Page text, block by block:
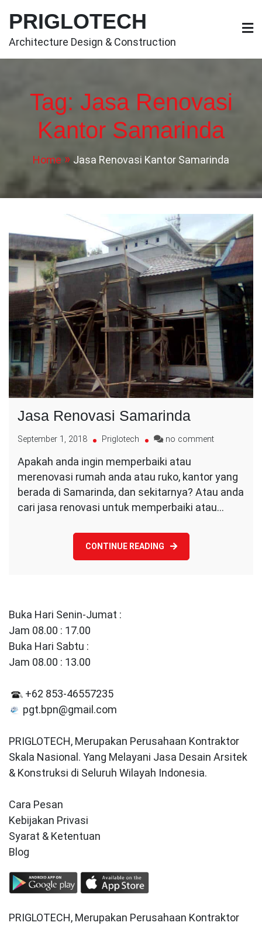
content
PRIGLOTECH
Architecture Design & Construction
Tag: Jasa Renovasi
Kantor Samarinda
Home Jasa Renovasi Kantor Samarinda
Jasa Renovasi Samarinda
September 1, 2018 Priglotech no commenton
Samarinda
Apakah anda ingin memperbaiki atau
merenovasi rumah anda atau ruko, kantor yang
berada di Samarinda, dan sekitarnya? Atau anda
cari jasa renovasi untuk memperbaiki atau…
CONTINUE READING
Buka Hari Senin-Jumat :
Jam 08.00 : 17.00
Buka Hari Sabtu :
Jam 08.00 : 13.00
+62 853-46557235
pgt.bpn@gmail.com
PRIGLOTECH, Merupakan Perusahaan Kontraktor
Skala Nasional. Yang Melayani Jasa Desain Arsitek
& Konstruksi di Seluruh Wilayah Indonesia.
Cara Pesan
Kebijakan Privasi
Syarat & Ketentuan
Blog
PRIGLOTECH, Merupakan Perusahaan Kontraktor